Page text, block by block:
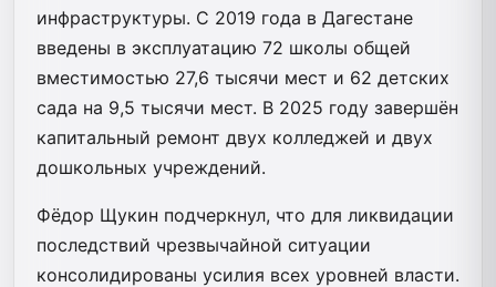
инфраструктуры. С 2019 года в Дагестане
введены в эксплуатацию 72 школы общей
вместимостью 27,6 тысячи мест и 62 детских
сада на 9,5 тысячи мест. В 2025 году завершён
капитальный ремонт двух колледжей и двух
дошкольных учреждений.
Фёдор Щукин подчеркнул, что для ликвидации
последствий чрезвычайной ситуации
консолидированы усилия всех уровней власти.